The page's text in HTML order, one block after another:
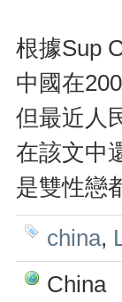
根據Sup
中國在
但最近人
在該文中
是雙性戀
china,
China